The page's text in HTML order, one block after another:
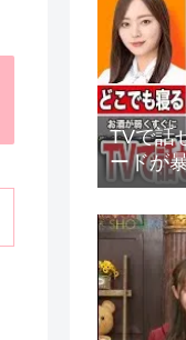
TVで話
ードが
桜、中
月、他